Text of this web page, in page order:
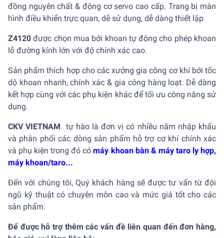
đồng nguyên chất & động cơ servo cao cấp. Trang bị màn
hình điều khiển trực quan, dễ sử dụng, dễ dàng thiết lập
Z4120 được chọn mua bởi khoan tự động cho phép khoan
lỗ đường kính lớn với độ chính xác cao.
Sản phẩm thích hợp cho các xưởng gia công cơ khí bới tốc
dộ khoan nhanh, chính xác & gia công hàng loạt. Dễ dàng
kết hợp cùng với các phụ kiện khác để tối ưu công năng sử
dụng.
CKV VIETNAM
tự hào là đơn vị có nhiều năm nhập khẩu
và phân phối các dòng sản phẩm hỗ trợ cơ khí chính xác
và phụ kiện trong đó cómáy khoan bàn& máy taro ly hợp,
máy khoan/taro...
Đến với chúng tôi, Quý khách hàng sẽ được tư vấn từ đội
ngũ kỹ thuật có chuyên môn cao và mức giá tốt cho các
sản phẩm.
Để được hỗ trợ thêm các vấn đề liên quan đến đơn hàng,